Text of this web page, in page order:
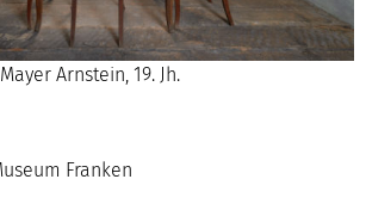
Arnstein, 19. Jh.
Franken